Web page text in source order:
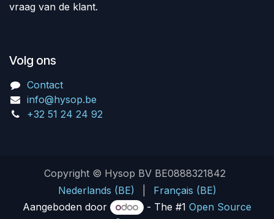
vraag van de klant.
Volg ons
Contact
info@hysop.be
+32 51 24 24 92
Copyright © Hysop BV BE0888321842
Nederlands (BE)
Français (BE)
Aangeboden door
- The #1 Open Source